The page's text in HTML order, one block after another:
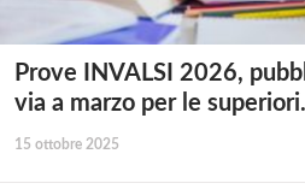
Prove INVALSI 2026,
via a marzo per le
15 ottobre 2025